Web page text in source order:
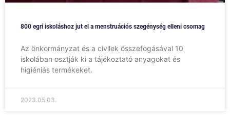
800 egri iskoláshoz jut el a menstruációs szegénység elleni csomag
Az önkormányzat és a civilek összefogásával 10
iskolában osztják ki a tájékoztató anyagokat és
higiéniás termékeket.
2023.05.03.